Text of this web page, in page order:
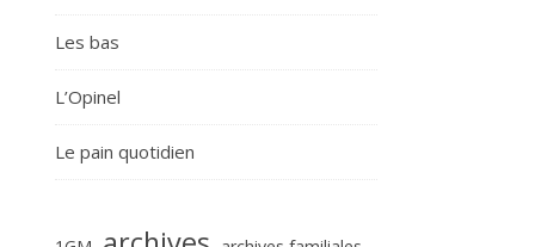
Les bas
L’Opinel
Le pain quotidien